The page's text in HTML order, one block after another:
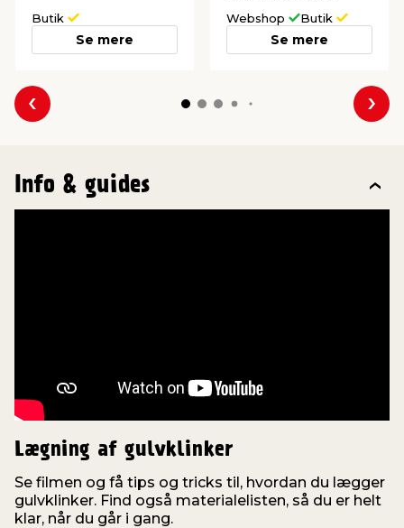
Butik
Se mere
Webshop Butik
Se mere
Forrige
Info & guides
Lægning af gulvklinker
Se filmen og få tips og tricks til, hvordan du lægger
gulvklinker. Find også materialelisten, så du er helt
klar, når du går i gang.